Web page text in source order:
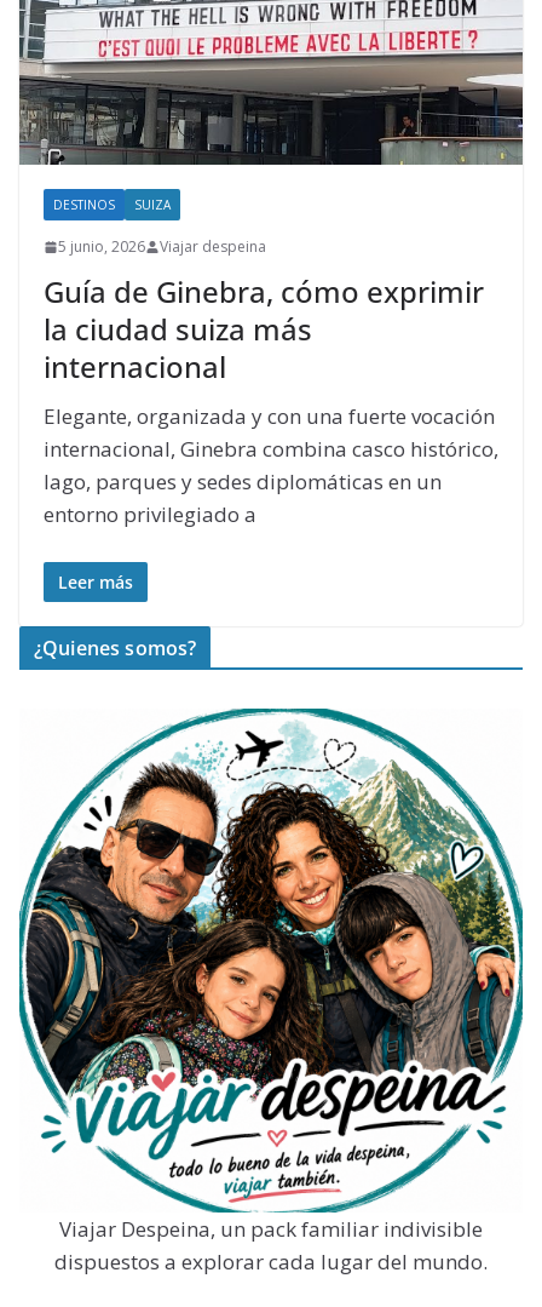
DESTINOS SUIZA
5 junio, 2026 Viajar despeina
Guía de Ginebra, cómo exprimir
la ciudad suiza más
internacional
Elegante, organizada y con una fuerte vocación
internacional, Ginebra combina casco histórico,
lago, parques y sedes diplomáticas en un
entorno privilegiado a
Leer más
¿Quienes somos?
Viajar Despeina, un pack familiar indivisible
dispuestos a explorar cada lugar del mundo.